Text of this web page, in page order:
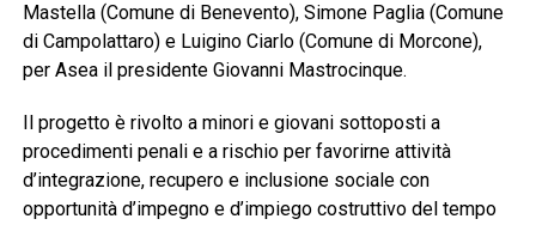
Mastella (Comune di Benevento), Simone Paglia (Comune
di Campolattaro) e Luigino Ciarlo (Comune di Morcone),
per Asea il presidente Giovanni Mastrocinque.
Il progetto è rivolto a minori e giovani sottoposti a
procedimenti penali e a rischio per favorirne attività
d’integrazione, recupero e inclusione sociale con
opportunità d’impegno e d’impiego costruttivo del tempo